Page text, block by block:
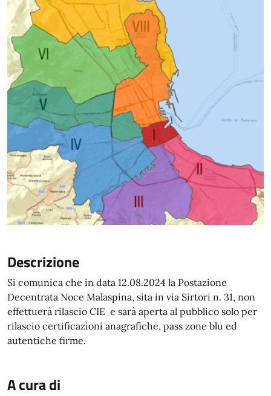
Descrizione
Si comunica che in data 12.08.2024 la Postazione
Decentrata Noce Malaspina, sita in via Sirtori n. 31, non
effettuerà rilascio CIE e sarà aperta al pubblico solo per
rilascio certificazioni anagrafiche, pass zone blu ed
autentiche firme.
A cura di